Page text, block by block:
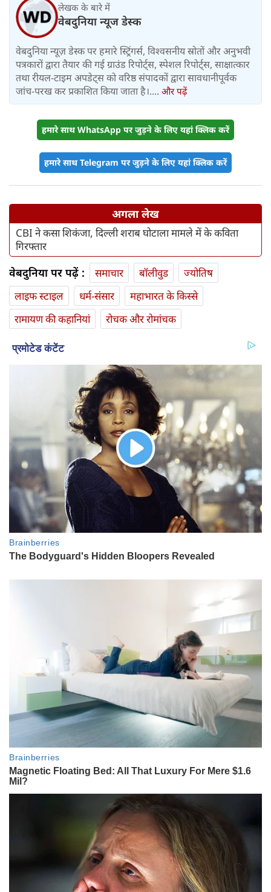
लेखक के बारे में
वेबदुनिया न्यूज डेस्क
वेबदुनिया न्यूज़ डेस्क पर हमारे स्ट्रिंगर्स, विश्वसनीय स्रोतों और अनुभवी
पत्रकारों द्वारा तैयार की गई ग्राउंड रिपोर्ट्स, स्पेशल रिपोर्ट्स, साक्षात्कार
तथा रीयल-टाइम अपडेट्स को वरिष्ठ संपादकों द्वारा सावधानीपूर्वक
जांच-परख कर प्रकाशित किया जाता है।.... और पढ़ें
हमारे साथ WhatsApp पर जुड़ने के लिए यहां क्लिक करें
हमारे साथ Telegram पर जुड़ने के लिए यहां क्लिक करें
अगला लेख
CBI ने कसा शिकंजा, दिल्ली शराब घोटाला मामले में के कविता
गिरफ्तार
वेबदुनिया पर पढ़ें : समाचार बॉलीवुड
ज्योतिष
लाइफ स्‍टाइल
धर्म-संसार
महाभारत के किस्से
रामायण की कहानियां
रोचक और रोमांचक